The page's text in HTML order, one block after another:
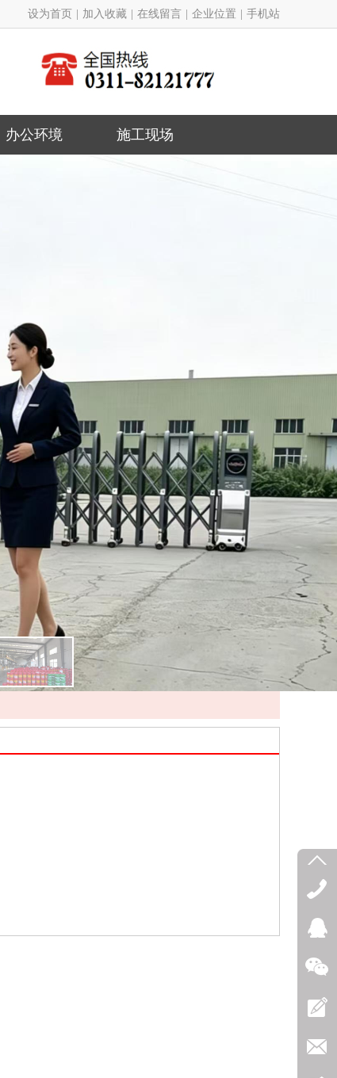
设为首页 加入收藏 在线留言 企业位置 手机站
办公环境 施工现场